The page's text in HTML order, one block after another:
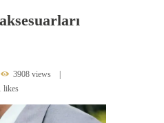
3908 views
likes